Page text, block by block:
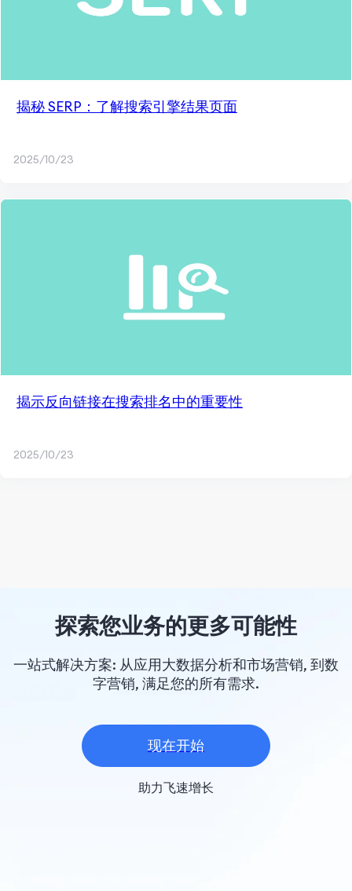
揭秘 SERP：了解搜索引擎结果页面
2025/10/23
揭示反向链接在搜索排名中的重要性
2025/10/23
探索您业务的更多可能性
一站式解决方案: 从应用大数据分析和市场营销, 到数
字营销, 满足您的所有需求.
现在开始
助力飞速增长